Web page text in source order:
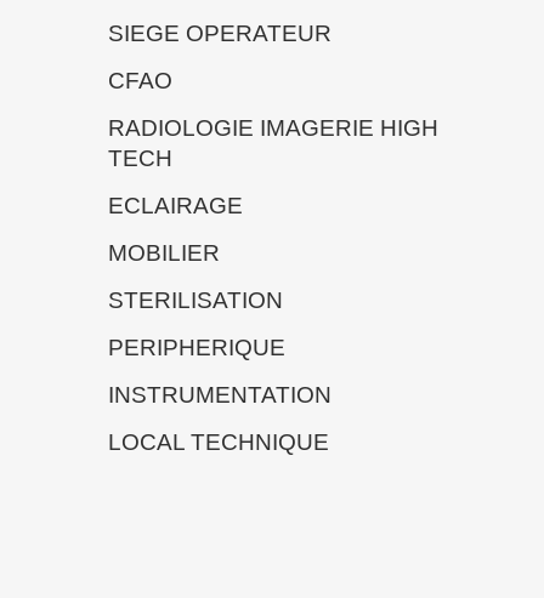
SIEGE OPERATEUR
CFAO
RADIOLOGIE IMAGERIE HIGH
TECH
ECLAIRAGE
MOBILIER
STERILISATION
PERIPHERIQUE
INSTRUMENTATION
LOCAL TECHNIQUE